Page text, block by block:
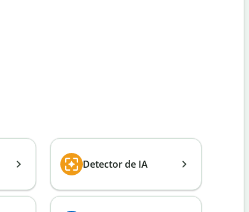
Detector de IA